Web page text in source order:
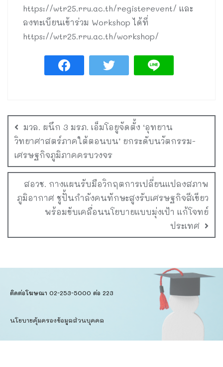
https://wtr25.rru.ac.th/registerevent/ และ
ลงทะเบียนเข้าร่วม Workshop ได้ที่
https://wtr25.rru.ac.th/workshop/
มวล. ผนึก 3 มรภ. เอ็มโอยูจัดตั้ง ‘อุทยาน
วิทยาศาสตร์ภาคใต้ตอนบน’ ยกระดับนวัตกรรม-
เศรษฐกิจภูมิภาคครบวงจร
สอวช. กางแผนรับมือวิกฤตการเปลี่ยนแปลงสภาพ
ภูมิอากาศ ชูปั้นกำลังคนทักษะสูงรับเศรษฐกิจสีเขียว
พร้อมขับเคลื่อนนโยบายแบบมุ่งเป้า แก้โจทย์
ประเทศ
ติดต่อโฆษณา 02-253-5000​ ต่อ 223
นโยบายคุ้มครองข้อมูลส่วนบุคคล​